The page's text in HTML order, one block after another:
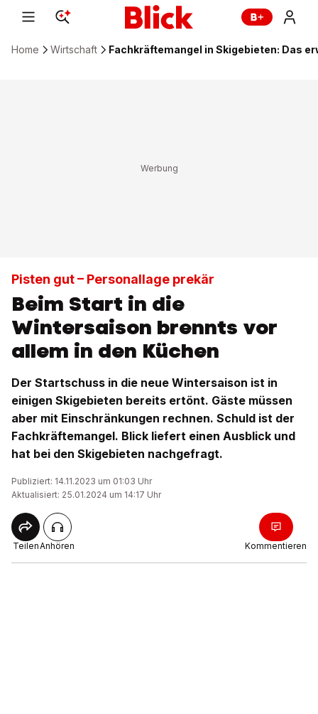
Home Wirtschaft Fachkräftemangel in Skigebieten: Das
Pisten gut – Personallage prekär
Beim Start in die
Wintersaison brennts vor
allem in den Küchen
Der Startschuss in die neue Wintersaison ist in
einigen Skigebieten bereits ertönt. Gäste müssen
aber mit Einschränkungen rechnen. Schuld ist der
Fachkräftemangel. Blick liefert einen Ausblick und
hat bei den Skigebieten nachgefragt.
Publiziert: 14.11.2023 um 01:03 Uhr
Aktualisiert: 25.01.2024 um 14:17 Uhr
TeilenAnhören Kommentieren